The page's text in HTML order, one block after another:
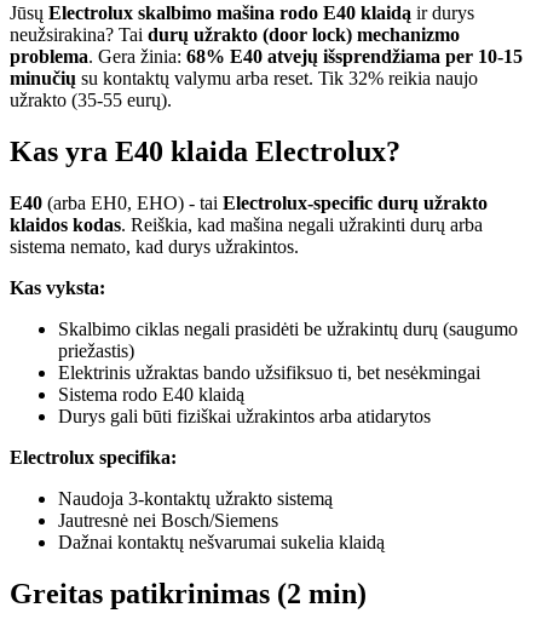
Jūsų Electrolux skalbimo mašina rodo E40 klaidą ir durys
neužsirakina? Tai durų užrakto (door lock) mechanizmo
problema. Gera žinia: 68% E40 atvejų išsprendžiama per 10-15
minučių su kontaktų valymu arba reset. Tik 32% reikia naujo
užrakto (35-55 eurų).
Kas yra E40 klaida Electrolux?
E40 (arba EH0, EHO) - tai Electrolux-specific durų užrakto
klaidos kodas. Reiškia, kad mašina negali užrakinti durų arba
sistema nemato, kad durys užrakintos.
Kas vyksta:
Skalbimo ciklas negali prasidėti be užrakintų durų (saugumo
priežastis)
Elektrinis užraktas bando užsifiksuo ti, bet nesėkmingai
Sistema rodo E40 klaidą
Durys gali būti fiziškai užrakintos arba atidarytos
Electrolux specifika:
Naudoja 3-kontaktų užrakto sistemą
Jautresnė nei Bosch/Siemens
Dažnai kontaktų nešvarumai sukelia klaidą
Greitas patikrinimas (2 min)